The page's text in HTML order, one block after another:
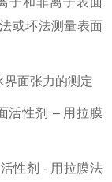
或环法测量表面
界面张力的测定
活性剂 – 用拉膜
性剂 - 用拉膜法